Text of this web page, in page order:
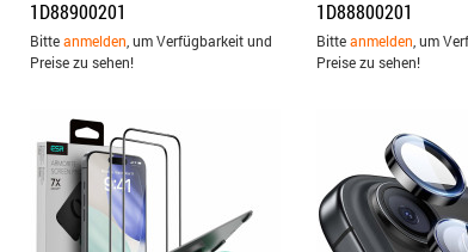
1D88900201
Bitteanmelden , um Verfügbarkeit und
Preise zu sehen!
1D88800201
Bitteanmelden , um
Preise zu sehen!